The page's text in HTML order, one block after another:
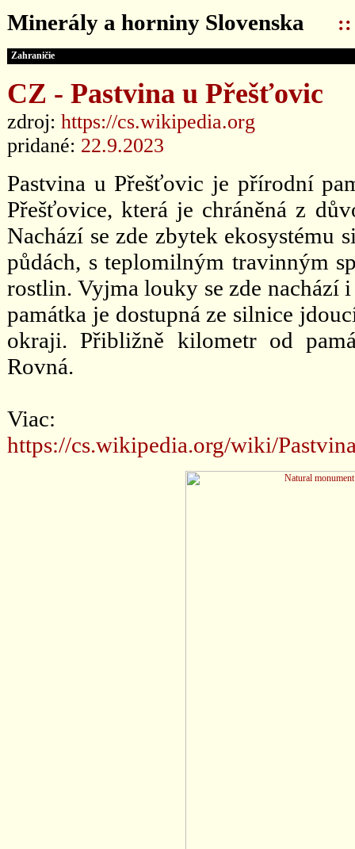
Minerály a horniny Slovenska ::
Zahraničie
CZ - Pastvina u Přešťovic
zdroj: https://cs.wikipedia.org
pridané: 22.9.2023
Pastvina u Přešťovic je přírodní
Přešťovice, která je chráněná z
Nachází se zde zbytek ekosystému
půdách, s teplomilným travinným
rostlin. Vyjma louky se zde
památka je dostupná ze silnice
okraji. Přibližně kilometr od
Rovná.
Viac:
https://cs.wikipedia.org/wiki/